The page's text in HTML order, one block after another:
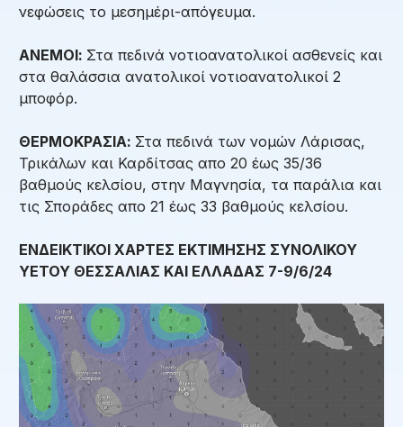
νεφώσεις το μεσημέρι-απόγευμα.
ΑΝΕΜΟΙ: Στα πεδινά νοτιοανατολικοί ασθενείς και
στα θαλάσσια ανατολικοί νοτιοανατολικοί 2
μποφόρ.
ΘΕΡΜΟΚΡΑΣΙΑ: Στα πεδινά των νομών Λάρισας,
Τρικάλων και Καρδίτσας απο 20 έως 35/36
βαθμούς κελσίου, στην Μαγνησία, τα παράλια και
τις Σποράδες απο 21 έως 33 βαθμούς κελσίου.
ΕΝΔΕΙΚΤΙΚΟΙ ΧΑΡΤΕΣ ΕΚΤΙΜΗΣΗΣ ΣΥΝΟΛΙΚΟΥ
ΥΕΤΟΥ ΘΕΣΣΑΛΙΑΣ ΚΑΙ ΕΛΛΑΔΑΣ 7-9/6/24